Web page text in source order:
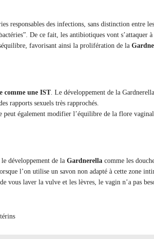
responsables des infections, sans distinction entre les
De ce fait, les antibiotiques vont s’attaquer
favorisant ainsi la prolifération de la
comme une IST. Le développement de la Gardnerella
rapports sexuels très rapprochés.
peut également modifier l’équilibre de la flore
développement de la Gardnerellacomme les
l’on utilise un savon non adapté à cette zone
vous laver la vulve et les lèvres, le vagin n’a pas